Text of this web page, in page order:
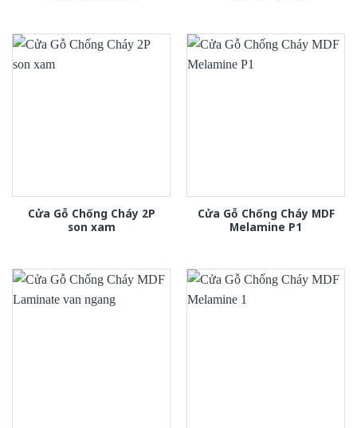
Cửa Gỗ Chống Cháy 2P
son xam
Cửa Gỗ Chống Cháy MDF
Melamine P1